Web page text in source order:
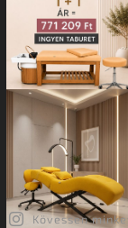
Kövessen